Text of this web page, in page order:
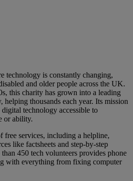
technology is constantly changing,
and older people across the UK.
this charity has grown into a leading
thousands each year. Its mission
technology accessible to
or ability.
free services, including a helpline,
like factsheets and step-by-step
450 tech volunteers provides phone
with everything from fixing computer